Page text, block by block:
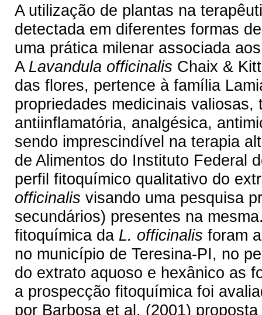
A utilização de plantas na
detectada em diferentes formas
uma prática milenar associada
A Lavandula officinalis Chaix &
das flores, pertence à família
propriedades medicinais
antiinflamatória, analgésica,
sendo imprescindível na terapia
de Alimentos do Instituto Federal
perfil fitoquímico qualitativo do
officinalis visando uma pesquisa
secundários) presentes na
fitoquímica da L. officinalis foram
no município de Teresina-PI, no
do extrato aquoso e hexânico as
a prospecção fitoquímica foi
por Barbosa et al. (2001)